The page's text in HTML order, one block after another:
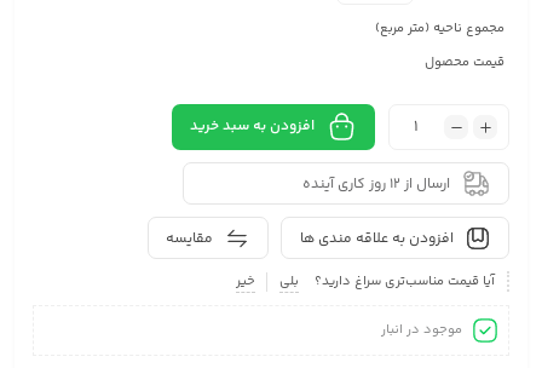
مجموع ناحیه (متر مربع)
قیمت محصول
افزودن به سبد خرید
ارسال از 12 روز کاری آینده
مقایسه افزودن به علاقه مندی ها
آیا قیمت مناسب‌تری سراغ دارید؟ بلی خیر
موجود در انبار